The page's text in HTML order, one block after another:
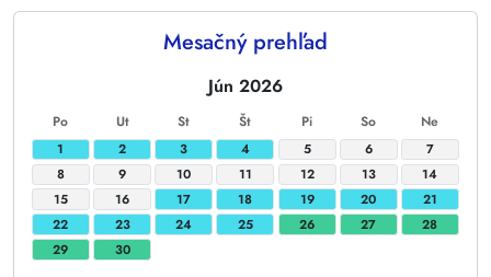
Mesačný prehľad
Jún 2026
Po Ut St Št Pi So Ne
1 2 3 4 5 6
7
8
9 10 11 12 13
14
15
16 17 18 19 20
21
22
23 24 25 26 27
28
29
30